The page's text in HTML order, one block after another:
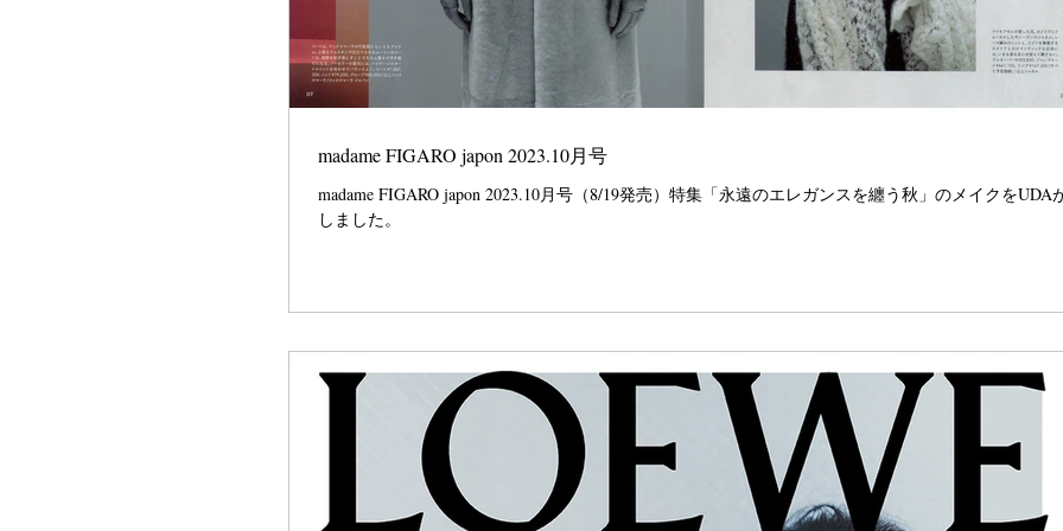
madame FIGARO japon 2023.10月号
madame FIGARO japon 2023.10月号（8/19発売）特集「永遠のエレガンスを纏う秋」のメイクをUDA
しました。